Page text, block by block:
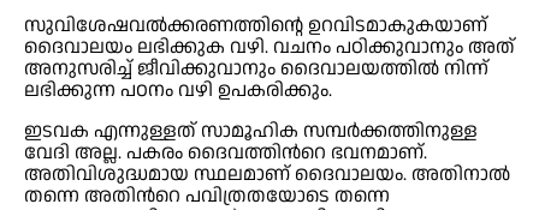
സുവിശേഷവൽക്കരണത്തിന്റെ ഉറവിടമാകുകയാണ്
ദൈവാലയം ലഭിക്കുക വഴി. വചനം പഠിക്കുവാനും അത്
അനുസരിച്ച് ജീവിക്കുവാനും ദൈവാലയത്തിൽ നിന്ന്
ലഭിക്കുന്ന പഠനം വഴി ഉപകരിക്കും.
ഇടവക എന്നുള്ളത് സാമൂഹിക സമ്പർക്കത്തിനുള്ള
വേദി അല്ല. പകരം ദൈവത്തിൻറെ ഭവനമാണ്.
അതിവിശുദ്ധമായ സ്ഥലമാണ് ദൈവാലയം. അതിനാൽ
തന്നെ അതിൻറെ പവിത്രതയോടെ തന്നെ